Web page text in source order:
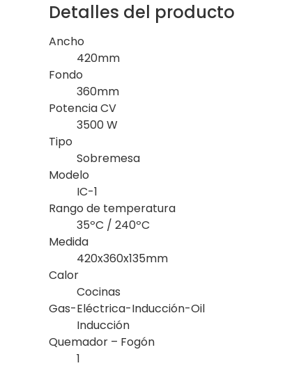
Detalles del producto
Ancho
420mm
Fondo
360mm
Potencia CV
3500 W
Tipo
Sobremesa
Modelo
IC-1
Rango de temperatura
35ºC / 240ºC
Medida
420x360x135mm
Calor
Cocinas
Gas-Eléctrica-Inducción-Oil
Inducción
Quemador – Fogón
1